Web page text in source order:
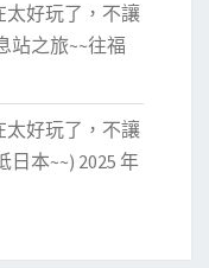
好玩了，不讓
站之旅~~往福
好玩了，不讓
日本~~) 2025 年